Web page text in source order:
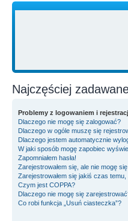
Najczęściej
Problemy z logowaniem i
Dlaczego nie mogę się zalogować?
Dlaczego w ogóle muszę się
Dlaczego jestem automatycznie
W jaki sposób mogę zapobiec
Zapomniałem hasła!
Zarejestrowałem się, ale nie mogę
Zarejestrowałem się jakiś czas
Czym jest COPPA?
Dlaczego nie mogę się
Co robi funkcja „Usuń ciasteczka”?